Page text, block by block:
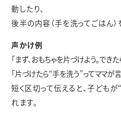
動したり、
後半の内容（手を洗ってごはん）
声かけ例
「まず、おもちゃを片づけよう。でき
「片づけたら“手を洗う”ってママが言
短く区切って伝えると、子ども
れます。